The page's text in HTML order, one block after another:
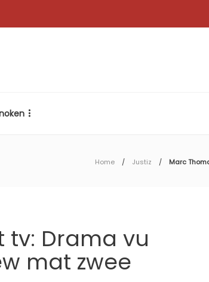
Home Justiz Marc
Drama vu
mat zwee